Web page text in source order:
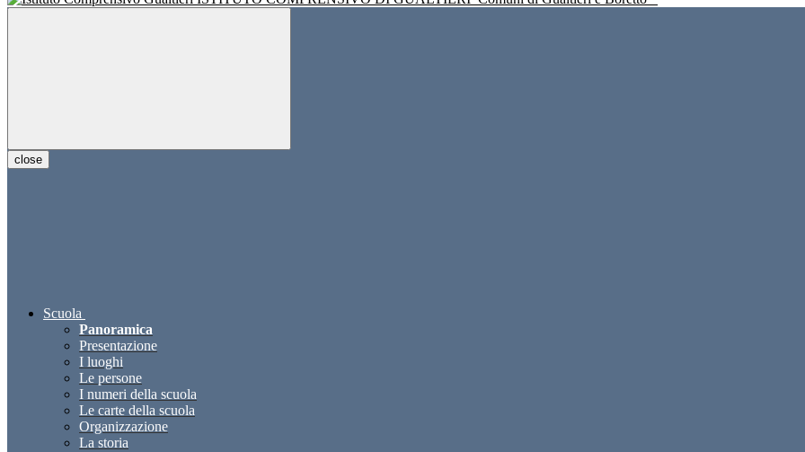
close
Scuola
Panoramica
Presentazione
I luoghi
Le persone
I numeri della scuola
Le carte della scuola
Organizzazione
La storia